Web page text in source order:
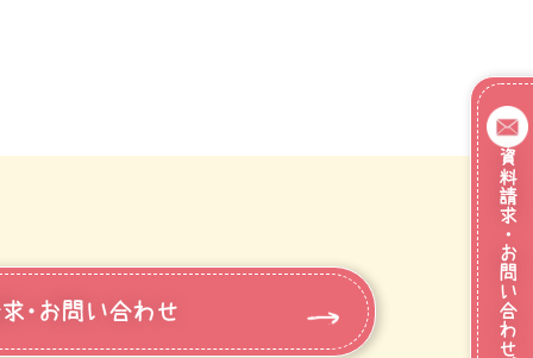
資料請求・お問い合わせ
・お問い合わせ